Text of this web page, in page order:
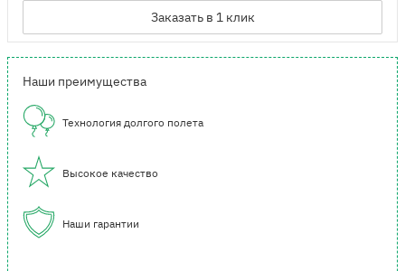
Заказать в 1 клик
Наши преимущества
Технология долгого полета
Высокое качество
Наши гарантии